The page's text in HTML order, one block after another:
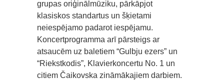
grupas oriģinālmūziku, pārkāpjot
klasiskos standartus un šķietami
neiespējamo padarot iespējamu.
Koncertprogramma arī pārsteigs ar
atsaucēm uz baletiem “Gulbju ezers” un
“Riekstkodis”, Klavierkoncertu No. 1 un
citiem Čaikovska zināmākajiem darbiem.